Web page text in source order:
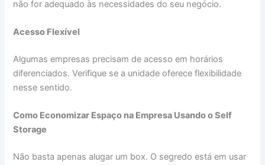
não for adequado às necessidades do seu negócio.
Acesso Flexível
Algumas empresas precisam de acesso em horários
diferenciados. Verifique se a unidade oferece flexibilidade
nesse sentido.
Como Economizar Espaço na Empresa Usando o Self
Storage
Não basta apenas alugar um box. O segredo está em usar